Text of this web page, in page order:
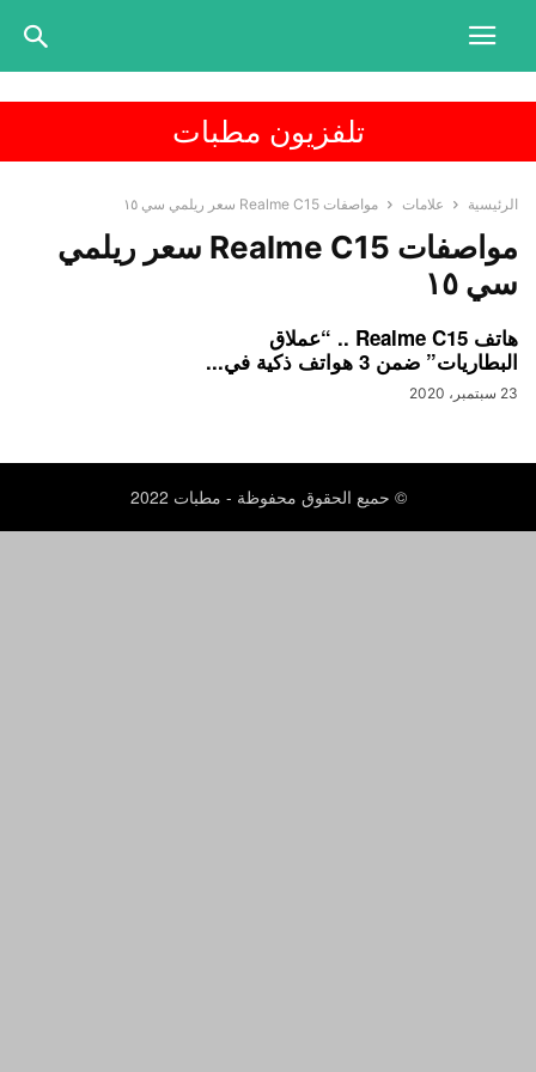
تلفزيون مطبات
الرئيسية علامات مواصفات Realme C15 سعر ريلمي سي ١٥
مواصفات Realme C15 سعر ريلمي
سي ١٥
هاتف Realme C15 .. “عملاق
البطاريات” ضمن 3 هواتف ذكية في...
23 سبتمبر، 2020
© حميع الحقوق محفوظة - مطبات 2022